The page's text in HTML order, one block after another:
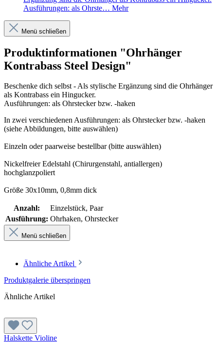
Ausführungen: als Ohrste… Mehr
Menü schließen
Produktinformationen "Ohrhänger
Kontrabass Steel Design"
Beschenke dich selbst - Als stylische Ergänzung sind die Ohrhänger
als Kontrabass ein Hingucker.
Ausführungen: als Ohrstecker bzw. -haken
In zwei verschiedenen Ausführungen: als Ohrstecker bzw. -haken
(siehe Abbildungen, bitte auswählen)
Einzeln oder paarweise bestellbar (bitte auswählen)
Nickelfreier Edelstahl (Chirurgenstahl, antiallergen)
hochglanzpoliert
Größe 30x10mm, 0,8mm dick
Anzahl:
Einzelstück, Paar
Ausführung: Ohrhaken, Ohrstecker
Menü schließen
Ähnliche Artikel
Produktgalerie überspringen
Ähnliche Artikel
Halskette Violine